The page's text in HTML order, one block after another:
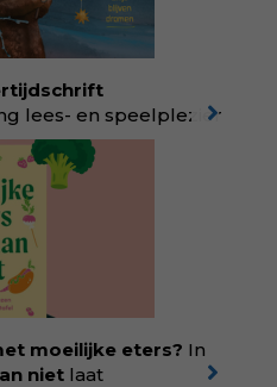
met een
en veel begrip
het hoofdstuk gratis
r?
lees- en speelplezier
en denkers.
gemaakte
gooimaarweg-
Het mooiste
met liefde en
en tekeningen die
vóel je. Dat voelt je
en krijg 10%
moeilijke eters? In
niet laat